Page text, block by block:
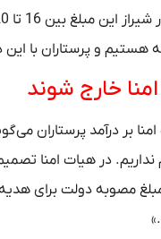
هستیم و پرستاران با
خارج شوند
بر درآمد پرستاران